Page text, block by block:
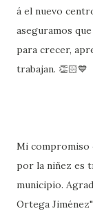
á el nuevo
aseguramos
para crecer,
trabajan. 👏🏻💙
​Mi compromiso
por la niñez es
municipio.
Ortega